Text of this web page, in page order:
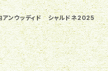
レンチオークでじっくり熟成させま
マスカット・ベーリーAは、オークの
よい調和をみせ、上品な味わいに
ト・
ら ヴィンテージ ［2021
期から暖かい
ンウッディド シャルドネ2025